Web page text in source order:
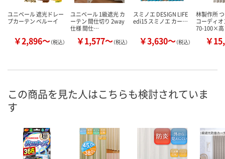
ユニベール 遮光ドレー
プカーテン ベルーイ
￥2,896～（税込）
ユニベール 1級遮光 カ
ーテン 間仕切り 2way
仕様 間仕…
￥1,577～（税込）
スミノエ DESIGN LIFE
edi15 スミノエ カー…
￥3,630～（税込）
林製作所
コーディ
70-100×
￥
この商品を見た人はこちらも検討されていま
す